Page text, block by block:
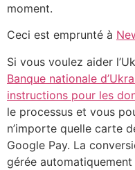
moment.
Ceci est emprunté à
Si vous voulez aider
Banque nationale
instructions pour les
le processus et vous
n’importe quelle carte
Google Pay. La
gérée